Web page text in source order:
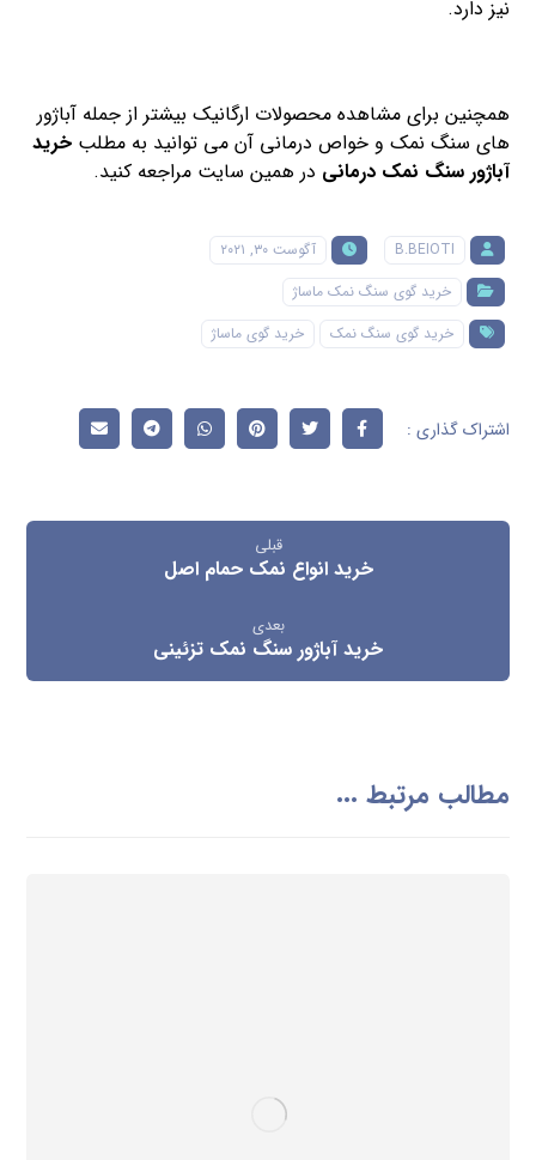
نیز دارد.
همچنین برای مشاهده محصولات ارگانیک بیشتر از جمله آباژور
های سنگ نمک و خواص درمانی آن می توانید به مطلبخرید
آباژور سنگ نمک درمانی در همین سایت مراجعه کنید.
B.BEIOTI
آگوست ۳۰, ۲۰۲۱
خرید گوی سنگ نمک ماساژ
خرید گوی سنگ نمک
خرید گوی ماساژ
قبلی
خرید انواع نمک حمام اصل
بعدی
خرید آباژور سنگ نمک تزئینی
مطالب مرتبط ...